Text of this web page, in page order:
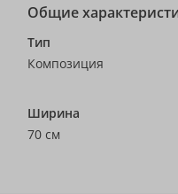
Общие
Тип
Композиция
Ширина
70 см